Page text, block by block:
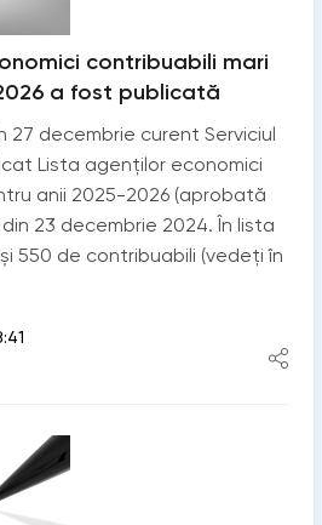
contribuabili mari
a fost publicată
27 decembrie curent Serviciul
Lista agenților economici
anii 2025-2026 (aprobată
din 23 decembrie 2024. În lista
550 de contribuabili (vedeți în